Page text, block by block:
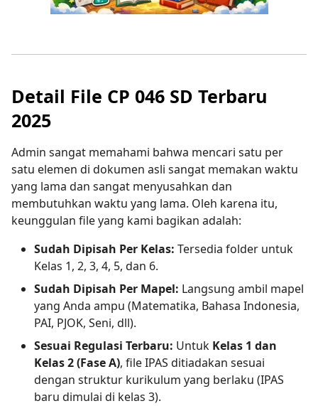
Detail File CP 046 SD Terbaru
2025
Admin sangat memahami bahwa mencari satu per
satu elemen di dokumen asli sangat memakan waktu
yang lama dan sangat menyusahkan dan
membutuhkan waktu yang lama. Oleh karena itu,
keunggulan file yang kami bagikan adalah:
Sudah Dipisah Per Kelas: Tersedia folder untuk
Kelas 1, 2, 3, 4, 5, dan 6.
Sudah Dipisah Per Mapel: Langsung ambil mapel
yang Anda ampu (Matematika, Bahasa Indonesia,
PAI, PJOK, Seni, dll).
Sesuai Regulasi Terbaru: Untuk Kelas 1 dan
Kelas 2 (Fase A), file IPAS ditiadakan sesuai
dengan struktur kurikulum yang berlaku (IPAS
baru dimulai di kelas 3).